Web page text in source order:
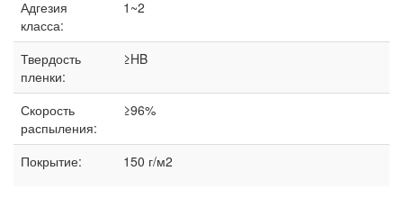
Адгезия
класса:
1~2
Твердость
пленки:
≥HB
Скорость
распыления:
≥96%
Покрытие: 150 г/м2